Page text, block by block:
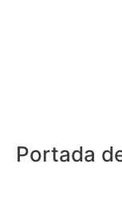
Portada